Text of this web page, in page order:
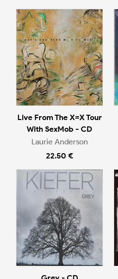
Live From The X=X Tour
With SexMob - CD
Laurie Anderson
22.50 €